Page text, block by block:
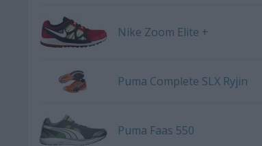
Nike Zoom Elite +
Puma Complete SLX Ryjin
Puma Faas 550